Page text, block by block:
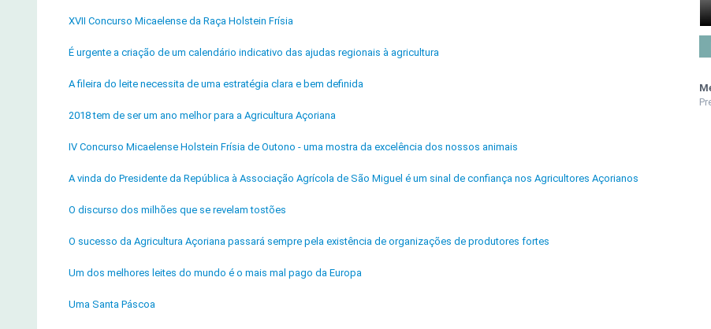
XVII Concurso Micaelense da Raça Holstein Frísia
É urgente a criação de um calendário indicativo das ajudas regionais à agricultura
A fileira do leite necessita de uma estratégia clara e bem definida
2018 tem de ser um ano melhor para a Agricultura Açoriana
IV Concurso Micaelense Holstein Frísia de Outono - uma mostra da excelência dos nossos animais
A vinda do Presidente da República à Associação Agrícola de São Miguel é um sinal de confiança nos Agricultores Açorianos
O discurso dos milhões que se revelam tostões
O sucesso da Agricultura Açoriana passará sempre pela existência de organizações de produtores fortes
Um dos melhores leites do mundo é o mais mal pago da Europa
Uma Santa Páscoa